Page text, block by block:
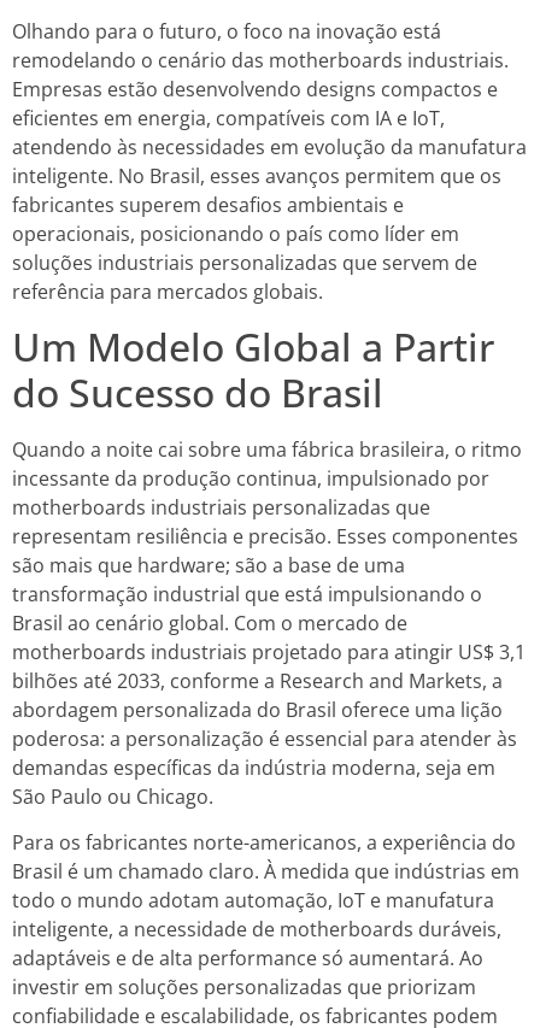
Olhando para o futuro, o foco na inovação está
remodelando o cenário das motherboards industriais.
Empresas estão desenvolvendo designs compactos e
eficientes em energia, compatíveis com IA e IoT,
atendendo às necessidades em evolução da manufatura
inteligente. No Brasil, esses avanços permitem que os
fabricantes superem desafios ambientais e
operacionais, posicionando o país como líder em
soluções industriais personalizadas que servem de
referência para mercados globais.
Um Modelo Global a Partir
do Sucesso do Brasil
Quando a noite cai sobre uma fábrica brasileira, o ritmo
incessante da produção continua, impulsionado por
motherboards industriais personalizadas que
representam resiliência e precisão. Esses componentes
são mais que hardware; são a base de uma
transformação industrial que está impulsionando o
Brasil ao cenário global. Com o mercado de
motherboards industriais projetado para atingir US$ 3,1
bilhões até 2033, conforme a Research and Markets, a
abordagem personalizada do Brasil oferece uma lição
poderosa: a personalização é essencial para atender às
demandas específicas da indústria moderna, seja em
São Paulo ou Chicago.
Para os fabricantes norte-americanos, a experiência do
Brasil é um chamado claro. À medida que indústrias em
todo o mundo adotam automação, IoT e manufatura
inteligente, a necessidade de motherboards duráveis,
adaptáveis e de alta performance só aumentará. Ao
investir em soluções personalizadas que priorizam
confiabilidade e escalabilidade, os fabricantes podem